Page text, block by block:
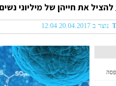
את חייהן של מיליוני
נוצר ב 20.04.2017 12:04